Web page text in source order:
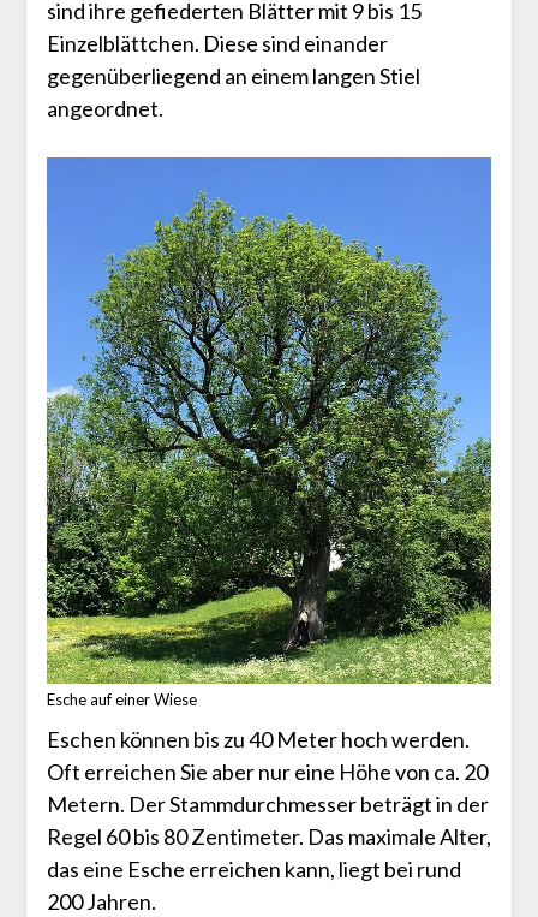
sind ihre gefiederten Blätter mit 9 bis 15
Einzelblättchen. Diese sind einander
gegenüberliegend an einem langen Stiel
angeordnet.
Esche auf einer Wiese
Eschen können bis zu 40 Meter hoch werden.
Oft erreichen Sie aber nur eine Höhe von ca. 20
Metern. Der Stammdurchmesser beträgt in der
Regel 60 bis 80 Zentimeter. Das maximale Alter,
das eine Esche erreichen kann, liegt bei rund
200 Jahren.